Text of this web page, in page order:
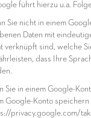
führt hierzu u.a.
Sie nicht in einem
Daten mit
verknüpft sind, welche
dass Ihre
Sie in einem Google-
Google-Konto speichern
privacy.google.com/